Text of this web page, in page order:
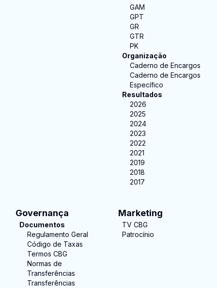
GAM
GPT
GR
GTR
PK
Organização
Caderno de Encargos
Caderno de Encargos
Específico
Resultados
2026
2025
2024
2023
2022
2021
2019
2018
2017
Governança
Documentos
Regulamento Geral
Código de Taxas
Termos CBG
Normas de
Transferências
Transferências
Marketing
TV CBG
Patrocínio